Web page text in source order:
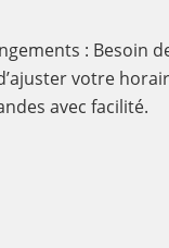
: Besoin
votre
avec facilité.